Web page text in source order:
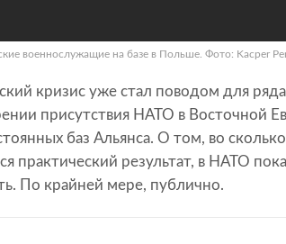
военнослужащие на базе в Польше. Фото: Kacper
кризис уже стал поводом для
присутствия НАТО в Восточной
баз Альянса. О том, во
практический результат, в НАТО
По крайней мере, публично.